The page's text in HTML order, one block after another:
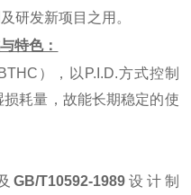
研发新项目之用。
特色：
） ，以 P.I.D.方式控制
损耗量，故能长期稳定的使
GB/T10592-1989 设计制